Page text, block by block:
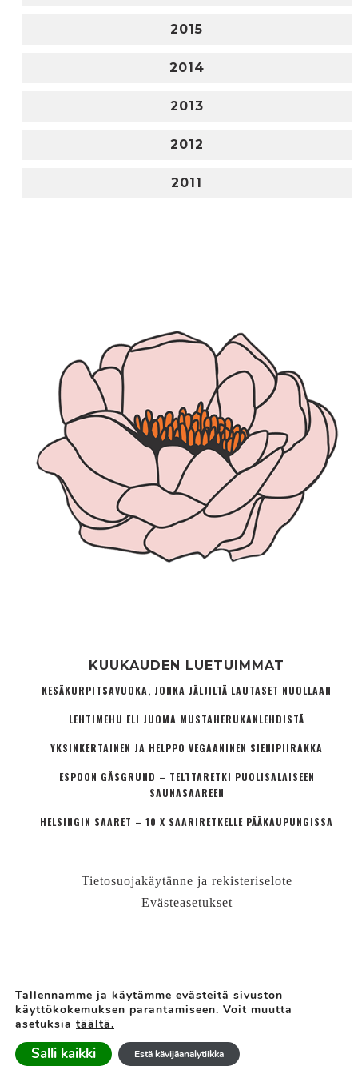
2015
2014
2013
2012
2011
KUUKAUDEN LUETUIMMAT
KESÄKURPITSAVUOKA, JONKA JÄLJILTÄ LAUTASET NUOLLAAN
LEHTIMEHU ELI JUOMA MUSTAHERUKANLEHDISTÄ
YKSINKERTAINEN JA HELPPO VEGAANINEN SIENIPIIRAKKA
ESPOON GÅSGRUND – TELTTARETKI PUOLISALAISEEN
SAUNASAAREEN
HELSINGIN SAARET – 10 X SAARIRETKELLE PÄÄKAUPUNGISSA
Tietosuojakäytänne ja rekisteriselote
Evästeasetukset
© LÄHIÖMUTSI | HANNE VALTARI
Ajatuskoostamo + perheblogi
Tallennamme ja käytämme evästeitä sivuston
käyttökokemuksen parantamiseen. Voit muutta
asetuksia täältä.
Salli kaikki Estä kävijäanalytiikka